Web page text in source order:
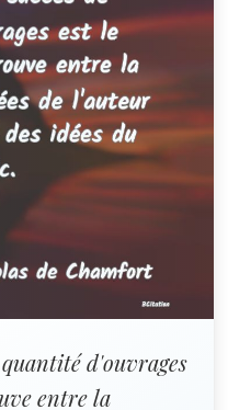
d'ouvrages
entre la